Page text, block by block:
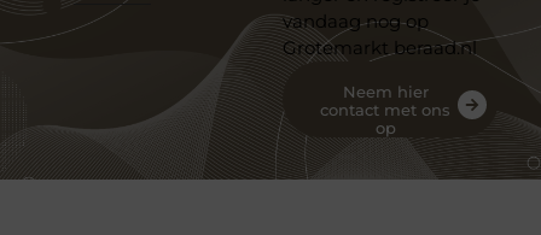
vandaag nog op
Grotemarkt beraad.nl
Neem hier
contact met ons
op